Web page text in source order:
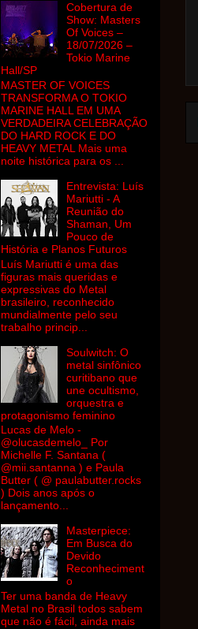
Cobertura de
Show: Masters
Of Voices –
18/07/2026 –
Tokio Marine
Hall/SP
MASTER OF VOICES
TRANSFORMA O TOKIO
MARINE HALL EM UMA
VERDADEIRA CELEBRAÇÃO
DO HARD ROCK E DO
HEAVY METAL Mais uma
noite histórica para os ...
Entrevista: Luís
Mariutti - A
Reunião do
Shaman, Um
Pouco de
História e Planos Futuros
Luís Mariutti é uma das
figuras mais queridas e
expressivas do Metal
brasileiro, reconhecido
mundialmente pelo seu
trabalho princip...
Soulwitch: O
metal sinfônico
curitibano que
une ocultismo,
orquestra e
protagonismo feminino
Lucas de Melo -
@olucasdemelo_ Por
Michelle F. Santana (
@mii.santanna ) e Paula
Butter ( @ paulabutter.rocks
) Dois anos após o
lançamento...
Masterpiece:
Em Busca do
Devido
Reconheciment
o
Ter uma banda de Heavy
Metal no Brasil todos sabem
que não é fácil, ainda mais